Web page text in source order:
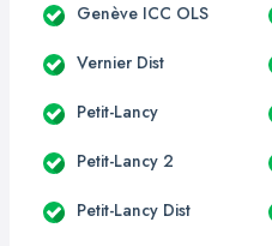
Genève ICC OLS
Vernier Dist
Petit-Lancy
Petit-Lancy 2
Petit-Lancy Dist